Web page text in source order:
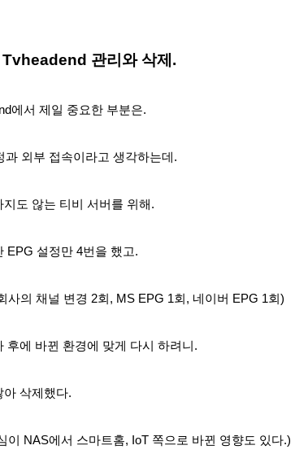
Tvheadend 관리와 삭제.
에서 제일 중요한 부분은.
과 외부 접속이라고 생각하는데.
지도 않는 티비 서버를 위해.
EPG 설정만 4번을 했고.
사의 채널 변경 2회, MS EPG 1회, 네이버 EPG 1회)
후에 바뀐 환경에 맞게 다시 하려니.
삭제 했다.
이 NAS에서 스마트홈, IoT 쪽으로 바뀐 영향도 있다.)